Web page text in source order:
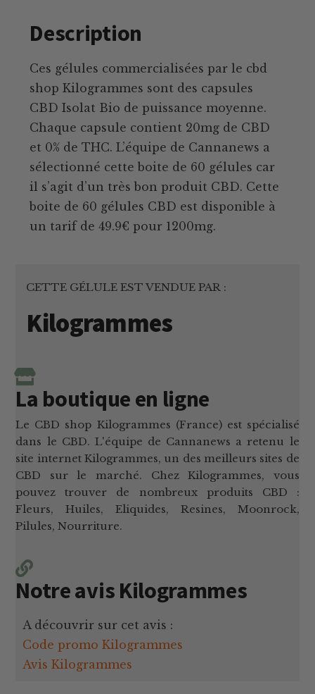
Description
Ces gélules commercialisées par le cbd
shop Kilogrammes sont des capsules
CBD Isolat Bio de puissance moyenne.
Chaque capsule contient 20mg de CBD
et 0% de THC. L’équipe de Cannanews a
sélectionné cette boite de 60 gélules car
il s’agit d’un très bon produit CBD. Cette
boite de 60 gélules CBD est disponible à
un tarif de 49.9€ pour 1200mg.
CETTE GÉLULE EST VENDUE PAR :
Kilogrammes
La boutique en ligne
Le CBD shop Kilogrammes (France) est spécialisé
dans le CBD. L'équipe de Cannanews a retenu le
site internet Kilogrammes, un des meilleurs sites de
CBD sur le marché. Chez Kilogrammes, vous
pouvez trouver de nombreux produits CBD :
Fleurs, Huiles, Eliquides, Resines, Moonrock,
Pilules, Nourriture.
Notre avis Kilogrammes
A découvrir sur cet avis :
Code promo Kilogrammes
Avis Kilogrammes